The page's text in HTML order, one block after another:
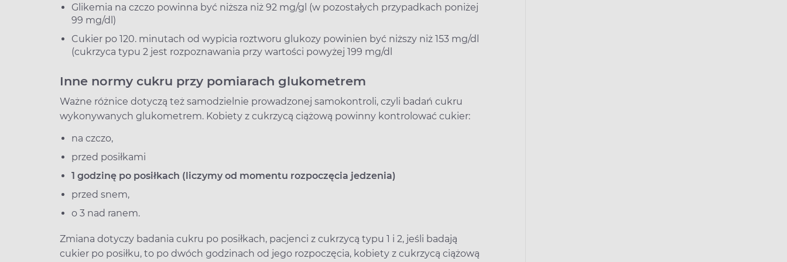
Glikemia na czczo powinna być niższa niż 92 mg/gl (w pozostałych przypadkach poniżej
99 mg/dl)
Cukier po 120. minutach od wypicia roztworu glukozy powinien być niższy niż 153 mg/dl
(cukrzyca typu 2 jest rozpoznawania przy wartości powyżej 199 mg/dl
Inne normy cukru przy pomiarach glukometrem
Ważne różnice dotyczą też samodzielnie prowadzonej samokontroli, czyli badań cukru
wykonywanych glukometrem. Kobiety z cukrzycą ciążową powinny kontrolować cukier:
na czczo,
przed posiłkami
1 godzinę po posiłkach (liczymy od momentu rozpoczęcia jedzenia)
przed snem,
o 3 nad ranem.
Zmiana dotyczy badania cukru po posiłkach, pacjenci z cukrzycą typu 1 i 2, jeśli badają
cukier po posiłku, to po dwóch godzinach od jego rozpoczęcia, kobiety z cukrzycą ciążową